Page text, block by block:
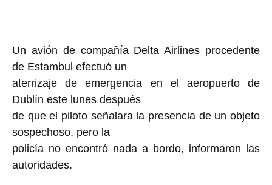
Un avión de compañía Delta Airlines procedente
de Estambul efectuó un
aterrizaje de emergencia en el aeropuerto de
Dublín este lunes después
de que el piloto señalara la presencia de un objeto
sospechoso, pero la
policía no encontró nada a bordo, informaron las
autoridades.